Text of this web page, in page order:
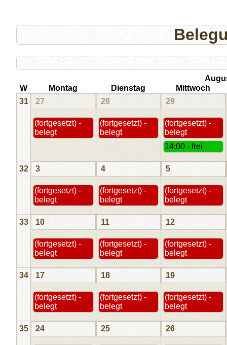
W
Montag Dienstag
Mittwoch
31
27
(fortgesetzt) -
belegt
28
(fortgesetzt) -
belegt
29
(fortgesetzt) -
belegt
14:00 - frei
32 3
(fortgesetzt) -
belegt
4
(fortgesetzt) -
belegt
5
(fortgesetzt) -
belegt
33 10
(fortgesetzt) -
belegt
11
(fortgesetzt) -
belegt
12
(fortgesetzt) -
belegt
34 17
(fortgesetzt) -
belegt
18
(fortgesetzt) -
belegt
19
(fortgesetzt) -
belegt
35 24 25 26